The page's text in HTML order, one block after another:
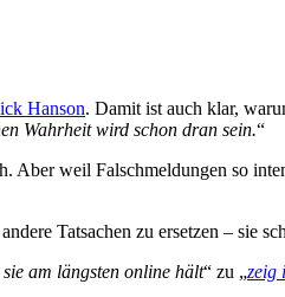
Hanson. Damit ist auch klar,
Wahrheit wird schon dran sein.“
weil Falschmeldungen so
Tatsachen zu ersetzen – sie
am längsten online hält“ zu „zeig